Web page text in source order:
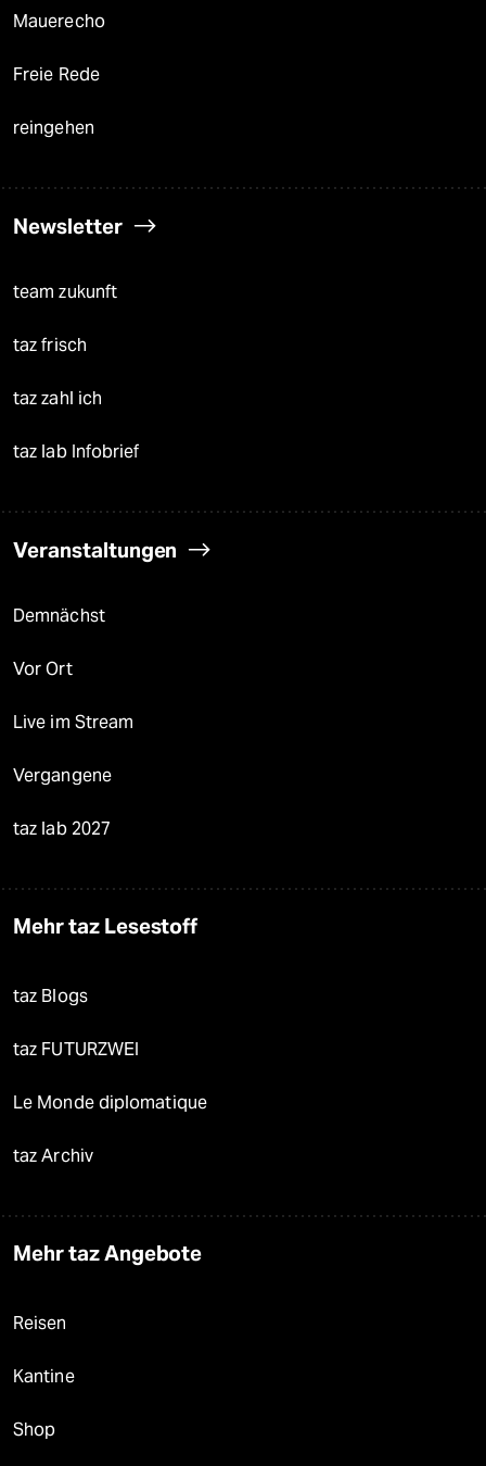
Mauerecho
Freie Rede
reingehen
Newsletter
team zukunft
taz frisch
taz zahl ich
taz lab Infobrief
Veranstaltungen
Demnächst
Vor Ort
Live im Stream
Vergangene
taz lab 2027
Mehr taz Lesestoff
taz Blogs
taz FUTURZWEI
Le Monde diplomatique
taz Archiv
Mehr taz Angebote
Reisen
Kantine
Shop